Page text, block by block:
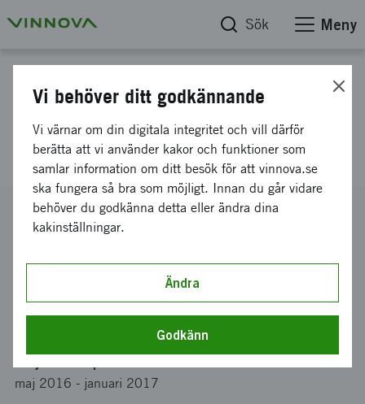
Sök Meny
Innovativt hjälpmedel vid
inkontinens
Diarienummer
2016-01339
Koordinator
Bidrag från Vinnova
maj 2016 - januari 2017
Vi behöver ditt godkännande
Vi värnar om din digitala integritet och vill därför
berätta att vi använder kakor och funktioner som
samlar information om ditt besök för att vinnova.se
ska fungera så bra som möjligt. Innan du går vidare
behöver du godkänna detta eller ändra dina
kakinställningar.
Ändra
Godkänn